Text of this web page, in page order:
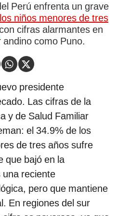
Perú enfrenta un grave
niños menores de tres
cifras alarmantes en
como Puno.
presidente
Las cifras de la
y de Salud Familiar
el 34.9% de los
de tres años sufre
que bajó en la
reciente
pero que mantiene
En regiones del sur